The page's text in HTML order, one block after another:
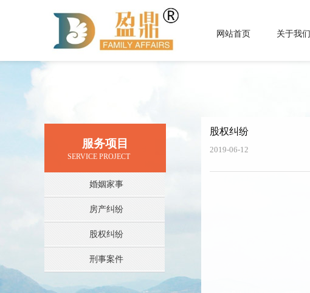
网站首页 关于我们
股权纠纷
2019-06-12
服务项目
​ SERVICE PROJECT
婚姻家事
房产纠纷
股权纠纷
刑事案件